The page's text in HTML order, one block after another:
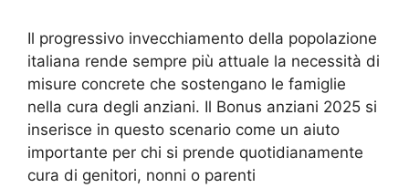
Il progressivo invecchiamento della popolazione
italiana rende sempre più attuale la necessità di
misure concrete che sostengano le famiglie
nella cura degli anziani. Il Bonus anziani 2025 si
inserisce in questo scenario come un aiuto
importante per chi si prende quotidianamente
cura di genitori, nonni o parenti